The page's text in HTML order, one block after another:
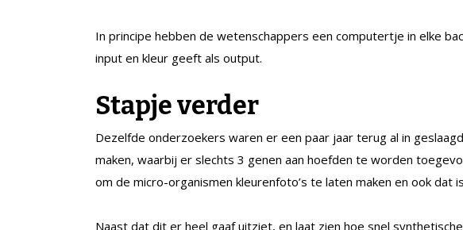
In principe hebben de wetenschappers een computertje in elke
input en kleur geeft als output.
Stapje verder
Dezelfde onderzoekers waren er een paar jaar terug al in
maken, waarbij er slechts 3 genen aan hoefden te worden
om de micro-organismen kleurenfoto’s te laten maken en ook dat
Naast dat dit er heel gaaf uitziet, en laat zien hoe snel